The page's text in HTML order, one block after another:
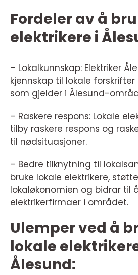
Fordeler av å
elektrikere i
– Lokalkunnskap: Elektriker
kjennskap til lokale
som gjelder i Ålesund-
– Raskere respons: Lokale
tilby raskere respons og
til nødsituasjoner.
– Bedre tilknytning til
bruke lokale elektrikere,
lokaløkonomien og bidrar til
elektrikerfirmaer i området.
Ulemper ved å
lokale
Ålesund: